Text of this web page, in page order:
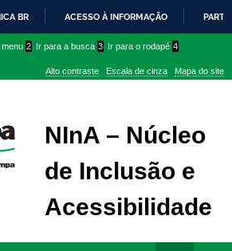
PARA
CONTEÚDO
BR ACESSO À INFORMAÇÃO
menu 2 Ir para a busca 3 Ir para o rodapé 4
Alto contraste Escala de cinza Mapa do site
NInA – Núcleo
de Inclusão e
Acessibilidade